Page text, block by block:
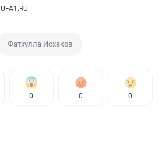
Фатхулла Исхаков
0 0 0